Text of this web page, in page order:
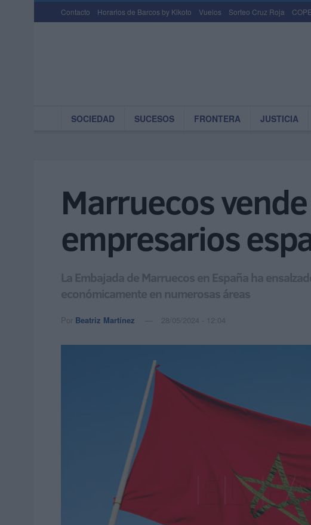
Contacto Horarios de Barcos by Kikoto Vuelos Sorteo Cruz Roja
SOCIEDAD SUCESOS FRONTERA JUSTICIA
Marruecos
empresarios
La Embajada de Marruecos en España ha
económicamente en numerosas áreas
Por Beatriz Martínez 28/05/2024 - 12:04